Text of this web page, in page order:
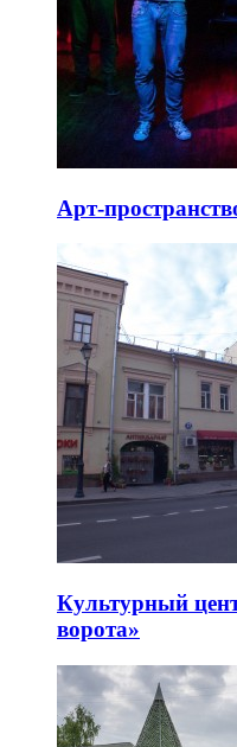
Арт-
Культурный
ворота»